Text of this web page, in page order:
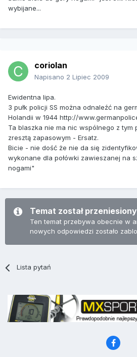
wybijane...
coriolan
Napisano 2 Lipiec 2009
Ewidentna lipa.
3 pułk policji SS można odnaleźć na
Holandii w 1944 http://
Ta blaszka nie ma nic wspólnego z tym
zresztą zapasowym - Ersatz.
Bicie - nie dość że nie da się
wykonane dla połówki zawieszanej na
nogami"
Temat został
Ten temat przebywa obecnie w
nowych odpowiedzi zostało
Lista pytań